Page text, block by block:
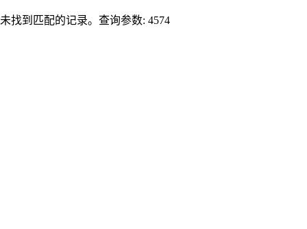
未找到匹配的记录。查询参数: 4574